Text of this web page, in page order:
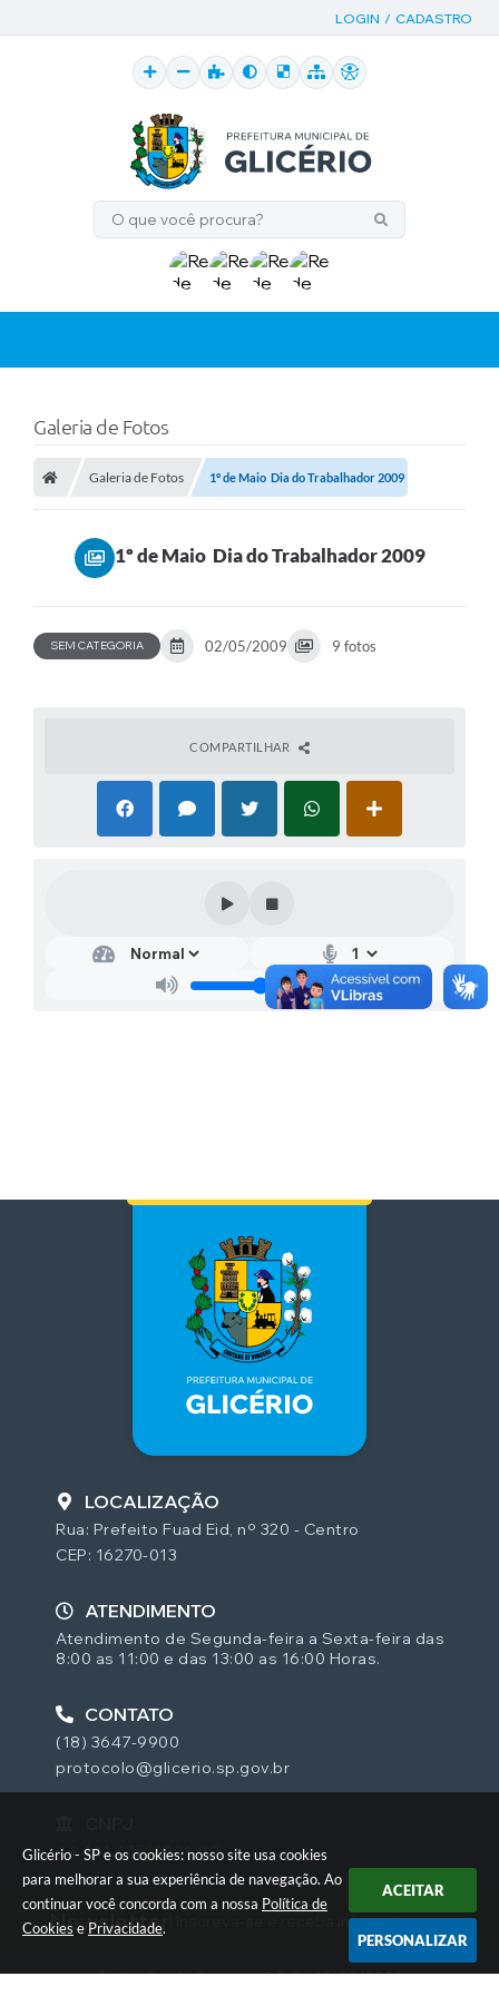
Glicério - SP e os cookies: nosso site usa cookies
para melhorar a sua experiência de navegação. Ao
continuar você concorda com a nossa Política de
Cookies e Privacidade.
ACEITAR
PERSONALIZAR
LOGIN / CADASTRO
Galeria de Fotos
Galeria de Fotos 1º de Maio  Dia do Trabalhador 2009
1º de Maio  Dia do Trabalhador 2009
SEM CATEGORIA 02/05/2009 9 fotos
COMPARTILHAR
LOCALIZAÇÃO
Rua: Prefeito Fuad Eid, nº 320 - Centro
CEP: 16270-013
CONTATO
(18) 3647-9900
protocolo@glicerio.sp.gov.br
ATENDIMENTO
Atendimento de Segunda-feira a Sexta-feira das
8:00 as 11:00 e das 13:00 as 16:00 Horas.
44.441.475/0001-99
Newsletter | Inscreva-se e receba informativos
Versão do Sistema:3.5.3 - 19/06/2026